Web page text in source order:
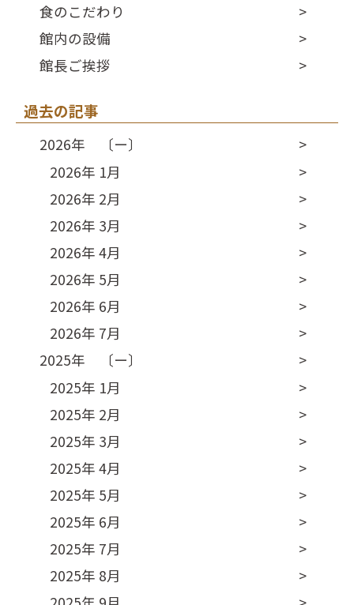
食のこだわり
館内の設備
館長ご挨拶
過去の記事
2026年 〔ー〕
2026年 1月
2026年 2月
2026年 3月
2026年 4月
2026年 5月
2026年 6月
2026年 7月
2025年 〔ー〕
2025年 1月
2025年 2月
2025年 3月
2025年 4月
2025年 5月
2025年 6月
2025年 7月
2025年 8月